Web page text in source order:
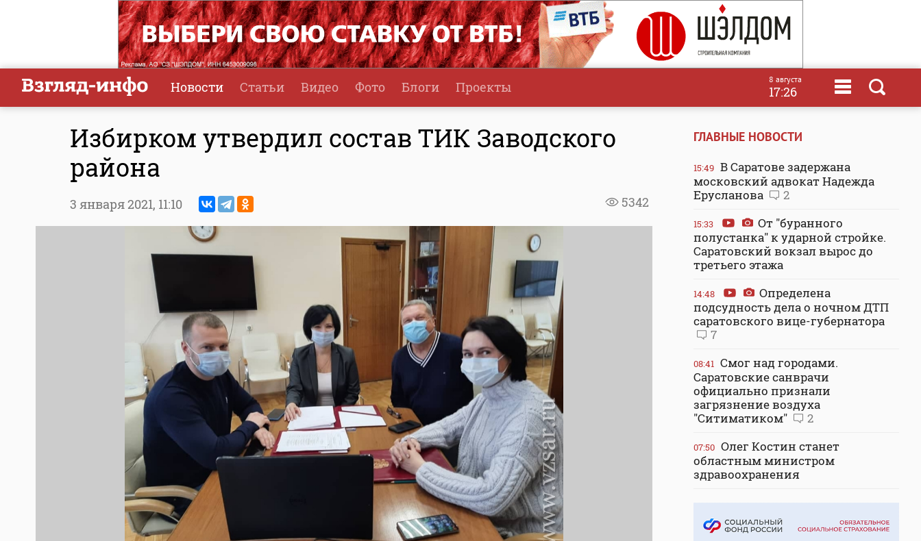
Новости Статьи Видео Фото Блоги Проекты 8 августа
17:26
Избирком утвердил состав ТИК Заводского
района
5342
3 января 2021, 11:10
ГЛАВНЫЕ НОВОСТИ
15:49 В Саратове задержана
московский адвокат Надежда
Ерусланова
2
15:33
От "буранного
полустанка" к ударной стройке.
Саратовский вокзал вырос до
третьего этажа
14:48
Определена
подсудность дела о ночном ДТП
саратовского вице-губернатора
7
08:41 Смог над городами.
Саратовские санврачи
официально признали
загрязнение воздуха
"Ситиматиком"
2
07:50 Олег Костин станет
областным министром
здравоохранения